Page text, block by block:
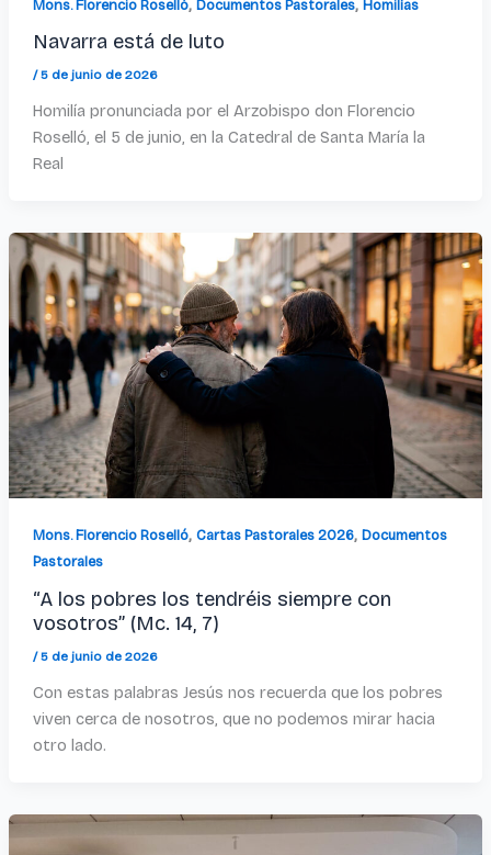
Mons. Florencio Roselló, Documentos Pastorales, Homilías
Navarra está de luto
/5 de junio de 2026
Homilía pronunciada por el Arzobispo don Florencio
Roselló, el 5 de junio, en la Catedral de Santa María la
Real
Mons. Florencio Roselló, Cartas Pastorales 2026, Documentos
Pastorales
“A los pobres los tendréis siempre con
vosotros” (Mc. 14, 7)
/5 de junio de 2026
Con estas palabras Jesús nos recuerda que los pobres
viven cerca de nosotros, que no podemos mirar hacia
otro lado.